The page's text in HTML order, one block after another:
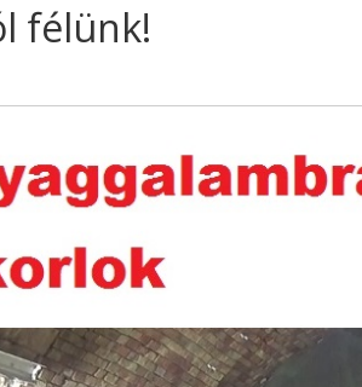
félünk!